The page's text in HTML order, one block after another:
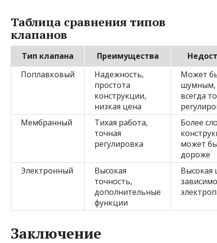
Таблица сравнения типов
клапанов
Тип клапана Преимущества
Поплавковый
Надежность,
простота
конструкции,
низкая цена
Может
шумным,
всегда
Мембранный
Тихая работа,
точная
регулировка
Более
может
дороже
Электронный
Высокая
точность,
дополнительные
функции
Высокая
Заключение